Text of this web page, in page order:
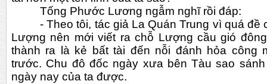
Tống Phước Lương ngẫm nghĩ rồi đáp:
- Theo tôi, tác giả La Quán Trung vì quá đề
Lượng nên mới viết ra chỗ Lượng cầu gió
thành ra là kẻ bất tài đến nỗi đánh hỏa công
trước. Chu đô đốc ngày xưa bên Tàu sao
ngày nay của ta được.